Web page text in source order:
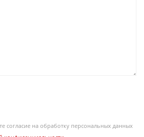
согласие на обработку персональных данных